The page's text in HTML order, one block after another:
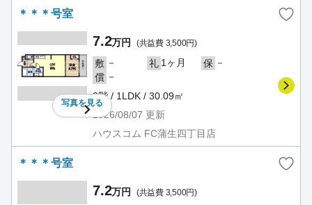
＊＊＊号室
写真を見る
7.2万円 (共益費 3,500円)
敷 － 礼 1ヶ月 保 －
償 －
3階 / 1LDK / 30.09㎡
2026/08/07 更新
ハウスコム FC蒲生四丁目店
＊＊＊号室
7.2万円 (共益費 3,500円)